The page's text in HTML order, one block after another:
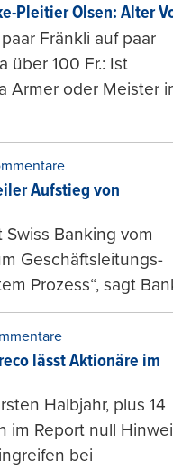
Pleitier Olsen: Alter
Fränkli auf paar
über 100 Fr.: Ist
Armer oder Meister
Aufstieg von
Banking vom
Geschäftsleitungs-
Prozess“, sagt
lässt Aktionäre im
Halbjahr, plus 14
im Report null
bei